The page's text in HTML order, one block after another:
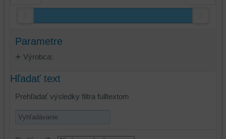
Parametre
Výrobca:
Hľadať text
Prehľadať výsledky filtra fulltextom